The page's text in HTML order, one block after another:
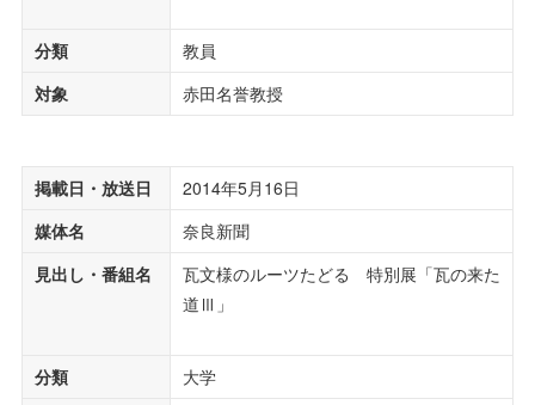
分類
教員
対象
赤田名誉教授
掲載日・放送日
2014年5月16日
媒体名
奈良新聞
見出し・番組名
瓦文様のルーツたどる 特別展「瓦の来た
道Ⅲ」
分類
大学